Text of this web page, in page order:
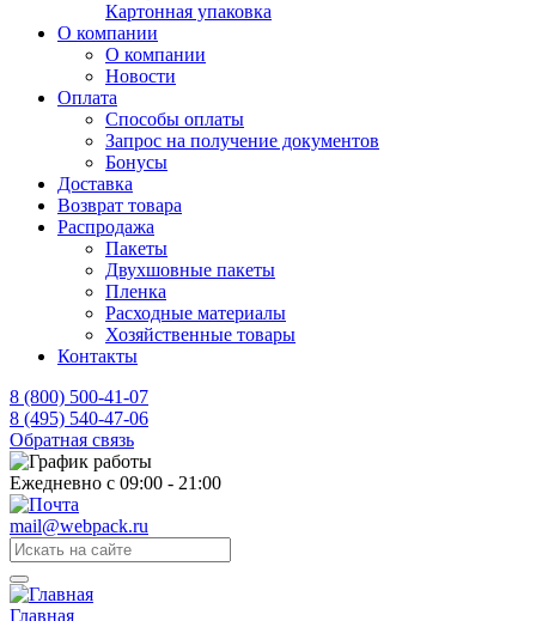
Картонная упаковка
О компании
О компании
Новости
Оплата
Способы оплаты
Запрос на получение документов
Бонусы
Доставка
Возврат товара
Распродажа
Пакеты
Двухшовные пакеты
Пленка
Расходные материалы
Хозяйственные товары
Контакты
8 (800) 500-41-07
8 (495) 540-47-06
Обратная связь
Ежедневно с 09:00 - 21:00
mail@webpack.ru
Главная